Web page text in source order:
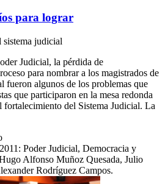
para lograr
judicial
Judicial, la pérdida de
para nombrar a los magistrados de
fueron algunos de los problemas que
que participaron en la mesa redonda
fortalecimiento del Sistema Judicial. La
Poder Judicial, Democracia y
Alfonso Muñoz Quesada, Julio
Rodríguez Campos.